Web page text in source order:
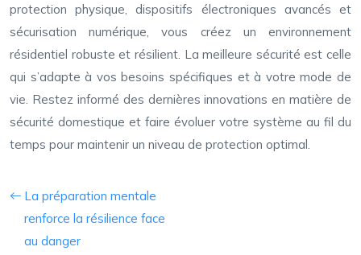
protection physique, dispositifs électroniques avancés et
sécurisation numérique, vous créez un environnement
résidentiel robuste et résilient. La meilleure sécurité est celle
qui s’adapte à vos besoins spécifiques et à votre mode de
vie. Restez informé des dernières innovations en matière de
sécurité domestique et faire évoluer votre système au fil du
temps pour maintenir un niveau de protection optimal.
La préparation mentale
renforce la résilience face
au danger